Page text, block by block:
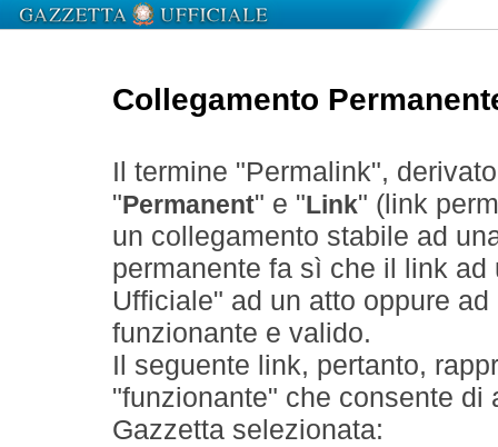
Collegamento
Il termine "Permalink",
" Permanent" e " Link" (link
un collegamento stabile ad
permanente fa sì che il link
Ufficiale" ad un atto oppure
funzionante e valido.
Il seguente link, pertanto,
"funzionante" che consente
Gazzetta selezionata: